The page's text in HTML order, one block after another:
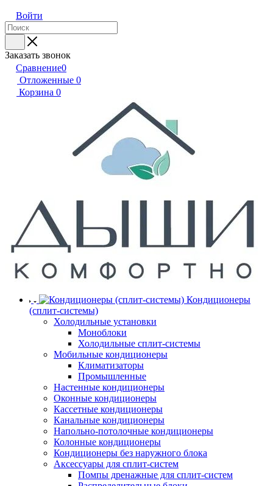
Войти
Заказать звонок
Сравнение0
Отложенные 0
Корзина 0
Кондиционеры
(сплит-системы)
Холодильные установки
Моноблоки
Холодильные сплит-системы
Мобильные кондиционеры
Климатизаторы
Промышленные
Настенные кондиционеры
Оконные кондиционеры
Кассетные кондиционеры
Канальные кондиционеры
Напольно-потолочные кондиционеры
Колонные кондиционеры
Кондиционеры без наружного блока
Аксессуары для сплит-систем
Помпы дренажные для сплит-систем